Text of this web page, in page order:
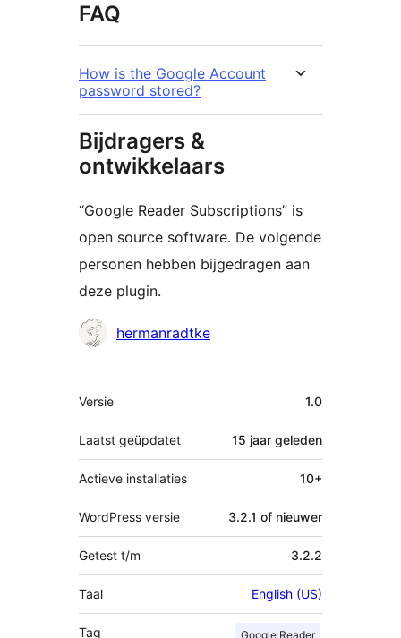
FAQ
How is the Google Account
password stored?
Bijdragers &
ontwikkelaars
“Google Reader Subscriptions” is
open source software. De volgende
personen hebben bijgedragen aan
deze plugin.
Bijdragershermanradtke
Meta
Versie 1.0
Laatst geüpdatet 15 jaar geleden
Actieve installaties 10+
WordPress versie 3.2.1 of nieuwer
Getest t/m 3.2.2
Taal English (US)
Tag Google Reader